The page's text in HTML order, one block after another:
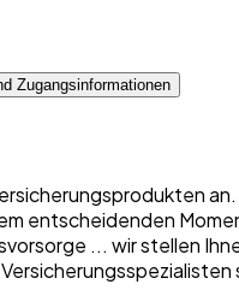
Zugangsinformationen
entscheidenden
... wir stellen